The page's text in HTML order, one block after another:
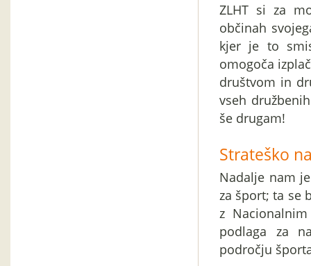
ZLHT si za
občinah
kjer je to
omogoča
društvom in
vseh
še drugam!
Strateško
Nadalje nam
za šport; ta se
z
podlaga za
področju